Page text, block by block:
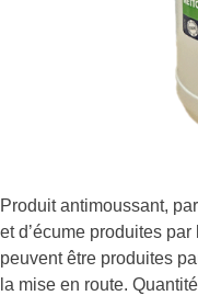
Produit antimoussant,
et d’écume produites
peuvent être produites
la mise en route.